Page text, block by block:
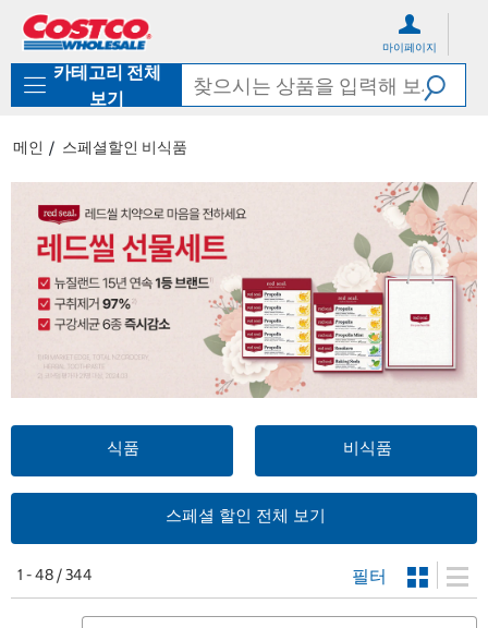
로
기
가
마이페이지
카테고리 전체
보기
메인 스페셜할인 비식품
식품 비식품
스페셜 할인 전체 보기
1 - 48 / 344 필터